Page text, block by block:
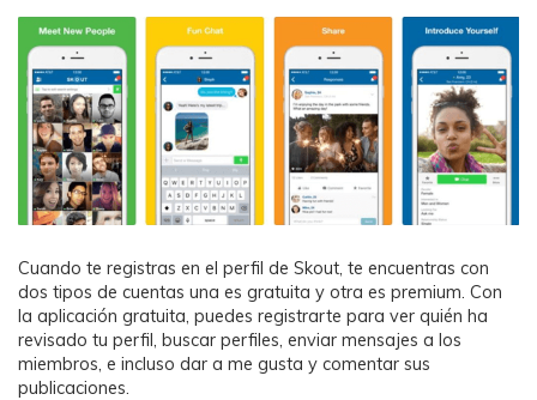
Cuando te registras en el perfil de Skout, te encuentras con
dos tipos de cuentas una es gratuita y otra es premium. Con
la aplicación gratuita, puedes registrarte para ver quién ha
revisado tu perfil, buscar perfiles, enviar mensajes a los
miembros, e incluso dar a me gusta y comentar sus
publicaciones.